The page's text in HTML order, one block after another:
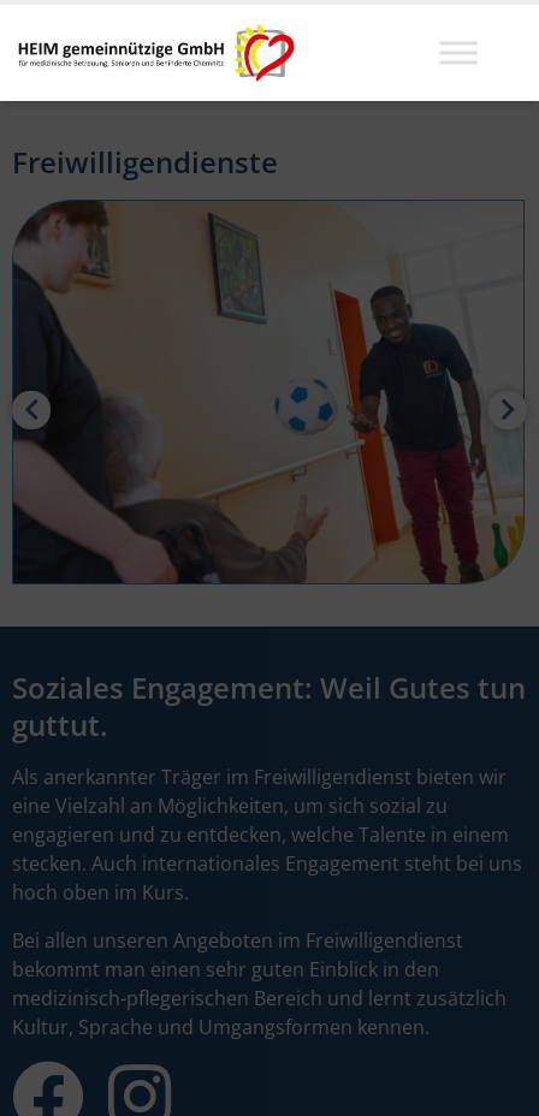
Freiwilligendienste
Soziales Engagement: Weil Gutes tun
guttut.
Als anerkannter Träger im Freiwilligendienst bieten wir
eine Vielzahl an Möglichkeiten, um sich sozial zu
engagieren und zu entdecken, welche Talente in einem
stecken. Auch internationales Engagement steht bei uns
hoch oben im Kurs.
Bei allen unseren Angeboten im Freiwilligendienst
bekommt man einen sehr guten Einblick in den
medizinisch-pflegerischen Bereich und lernt zusätzlich
Kultur, Sprache und Umgangsformen kennen.